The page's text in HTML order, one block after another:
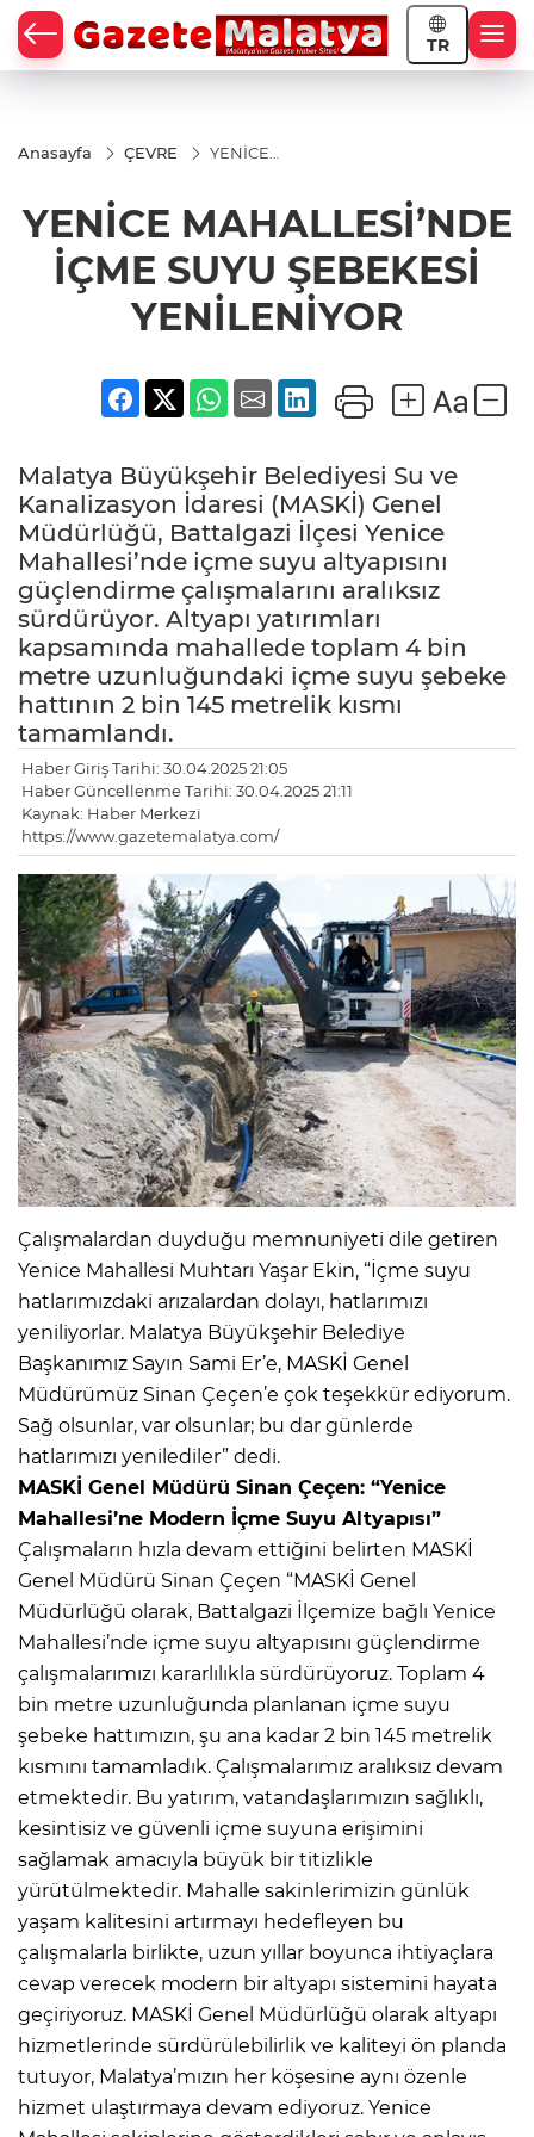
TR
Anasayfa ÇEVRE
YENİCE
ŞEBEKESİ
YENİLENİYOR
YENİCE MAHALLESİ’NDE
İÇME SUYU ŞEBEKESİ
YENİLENİYOR
Malatya Büyükşehir Belediyesi Su ve
Kanalizasyon İdaresi (MASKİ) Genel
Müdürlüğü, Battalgazi İlçesi Yenice
Mahallesi’nde içme suyu altyapısını
güçlendirme çalışmalarını aralıksız
sürdürüyor. Altyapı yatırımları
kapsamında mahallede toplam 4 bin
metre uzunluğundaki içme suyu şebeke
hattının 2 bin 145 metrelik kısmı
tamamlandı.
Haber Giriş Tarihi: 30.04.2025 21:05
Haber Güncellenme Tarihi: 30.04.2025 21:11
Kaynak: Haber Merkezi
https://www.gazetemalatya.com/
Çalışmalardan duyduğu memnuniyeti dile getiren
Yenice Mahallesi Muhtarı Yaşar Ekin, “İçme suyu
hatlarımızdaki arızalardan dolayı, hatlarımızı
yeniliyorlar. Malatya Büyükşehir Belediye
Başkanımız Sayın Sami Er’e, MASKİ Genel
Müdürümüz Sinan Çeçen’e çok teşekkür ediyorum.
Sağ olsunlar, var olsunlar; bu dar günlerde
hatlarımızı yenilediler” dedi.
MASKİ Genel Müdürü Sinan Çeçen: “Yenice
Mahallesi’ne Modern İçme Suyu Altyapısı”
Çalışmaların hızla devam ettiğini belirten MASKİ
Genel Müdürü Sinan Çeçen “MASKİ Genel
Müdürlüğü olarak, Battalgazi İlçemize bağlı Yenice
Mahallesi’nde içme suyu altyapısını güçlendirme
çalışmalarımızı kararlılıkla sürdürüyoruz. Toplam 4
bin metre uzunluğunda planlanan içme suyu
şebeke hattımızın, şu ana kadar 2 bin 145 metrelik
kısmını tamamladık. Çalışmalarımız aralıksız devam
etmektedir. Bu yatırım, vatandaşlarımızın sağlıklı,
kesintisiz ve güvenli içme suyuna erişimini
sağlamak amacıyla büyük bir titizlikle
yürütülmektedir. Mahalle sakinlerimizin günlük
yaşam kalitesini artırmayı hedefleyen bu
çalışmalarla birlikte, uzun yıllar boyunca ihtiyaçlara
cevap verecek modern bir altyapı sistemini hayata
geçiriyoruz. MASKİ Genel Müdürlüğü olarak altyapı
hizmetlerinde sürdürülebilirlik ve kaliteyi ön planda
tutuyor, Malatya’mızın her köşesine aynı özenle
hizmet ulaştırmaya devam ediyoruz. Yenice